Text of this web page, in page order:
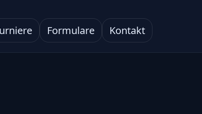
Formulare Kontakt